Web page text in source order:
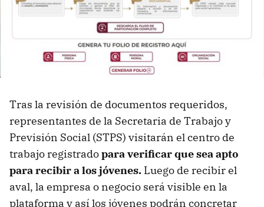
Tras la revisión de documentos requeridos,
representantes de la Secretaria de Trabajo y
Previsión Social (STPS) visitarán el centro de
trabajo registradopara verificar que sea apto
para recibir a los jóvenes. Luego de recibir el
aval, la empresa o negocio será visible en la
plataforma y así los jóvenes podrán concretar